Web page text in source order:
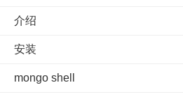
介绍
安装
mongo shell